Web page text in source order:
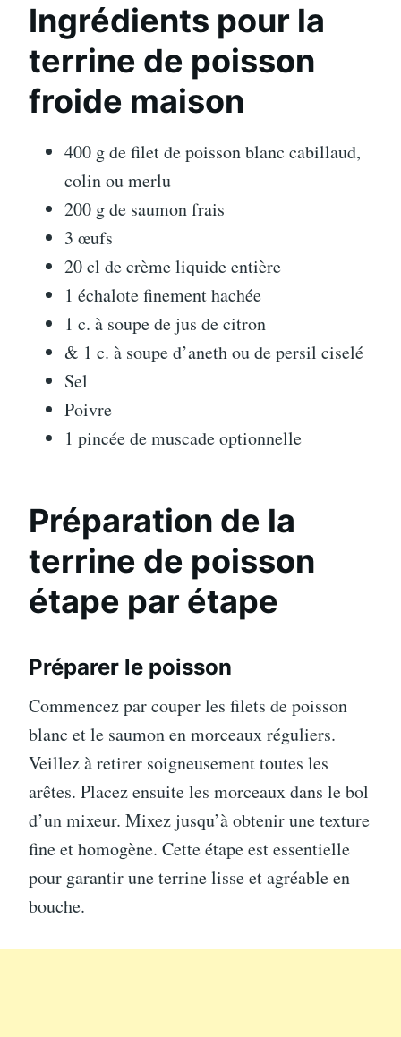
Ingrédients pour la
terrine de poisson
froide maison
400 g de filet de poisson blanc cabillaud,
colin ou merlu
200 g de saumon frais
3 œufs
20 cl de crème liquide entière
1 échalote finement hachée
1 c. à soupe de jus de citron
& 1 c. à soupe d’aneth ou de persil ciselé
Sel
Poivre
1 pincée de muscade optionnelle
Préparation de la
terrine de poisson
étape par étape
Préparer le poisson
Commencez par couper les filets de poisson
blanc et le saumon en morceaux réguliers.
Veillez à retirer soigneusement toutes les
arêtes. Placez ensuite les morceaux dans le bol
d’un mixeur. Mixez jusqu’à obtenir une texture
fine et homogène. Cette étape est essentielle
pour garantir une terrine lisse et agréable en
bouche.